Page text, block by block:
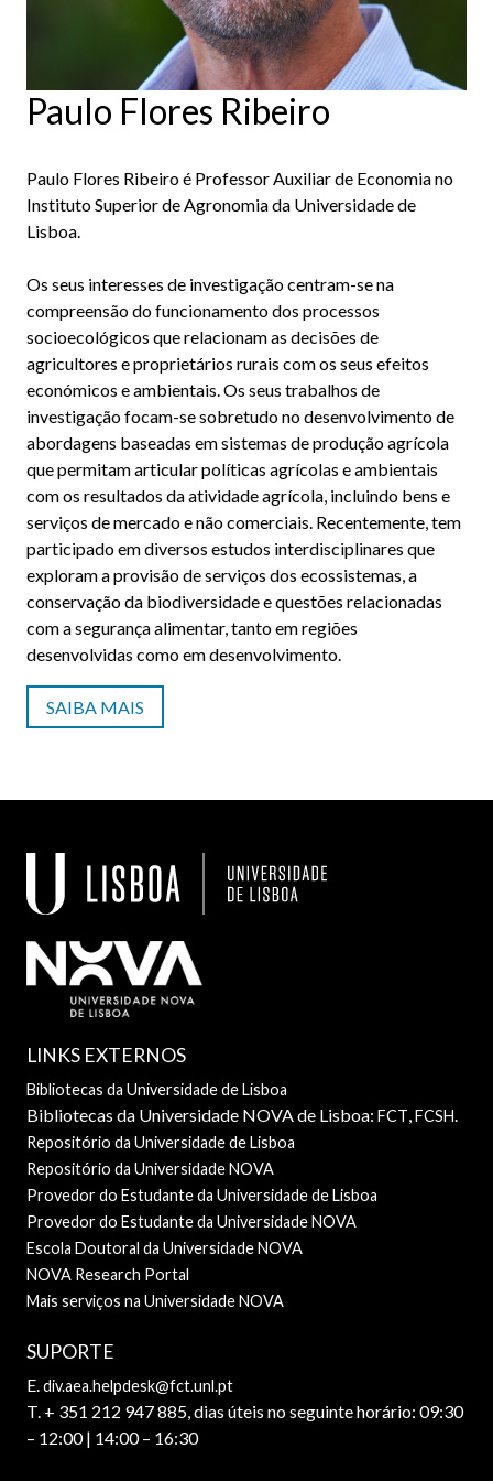
Paulo Flores Ribeiro
Paulo Flores Ribeiro é Professor Auxiliar de Economia no
Instituto Superior de Agronomia da Universidade de
Lisboa.
Os seus interesses de investigação centram-se na
compreensão do funcionamento dos processos
socioecológicos que relacionam as decisões de
agricultores e proprietários rurais com os seus efeitos
económicos e ambientais. Os seus trabalhos de
investigação focam-se sobretudo no desenvolvimento de
abordagens baseadas em sistemas de produção agrícola
que permitam articular políticas agrícolas e ambientais
com os resultados da atividade agrícola, incluindo bens e
serviços de mercado e não comerciais. Recentemente, tem
participado em diversos estudos interdisciplinares que
exploram a provisão de serviços dos ecossistemas, a
conservação da biodiversidade e questões relacionadas
com a segurança alimentar, tanto em regiões
desenvolvidas como em desenvolvimento.
SAIBA MAIS
LINKS EXTERNOS
Bibliotecas da Universidade de Lisboa
Bibliotecas da Universidade NOVA de Lisboa: FCT,FCSH.
Repositório da Universidade de Lisboa
Repositório da Universidade NOVA
Provedor do Estudante da Universidade de Lisboa
Provedor do Estudante da Universidade NOVA
Escola Doutoral da Universidade NOVA
NOVA Research Portal
Mais serviços na Universidade NOVA
SUPORTE
E.div.aea.helpdesk@fct.unl.pt
T. + 351 212 947 885, dias úteis no seguinte horário: 09:30
– 12:00 | 14:00 – 16:30